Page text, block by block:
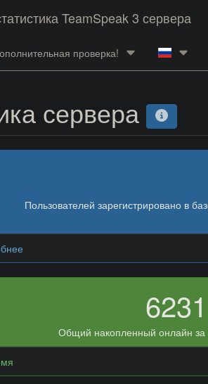
TeamSpeak 3 сервера
проверка!
сервера
Пользователей зарегистрировано в
Общий накопленный онлайн за